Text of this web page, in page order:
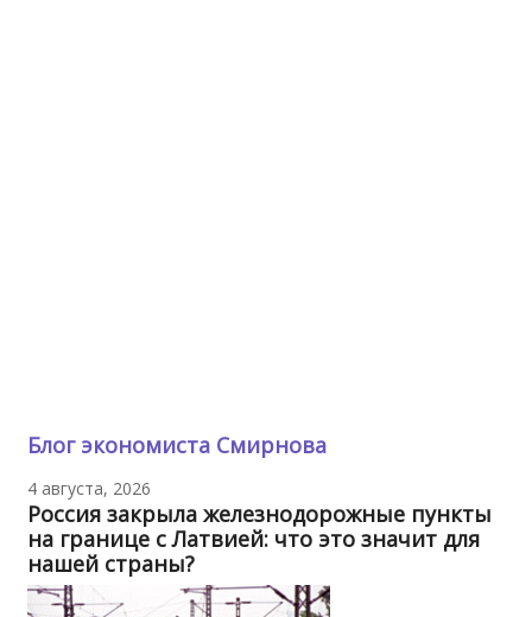
Блог экономиста Смирнова
4 августа, 2026
Россия закрыла железнодорожные пункты
на границе с Латвией: что это значит для
нашей страны?